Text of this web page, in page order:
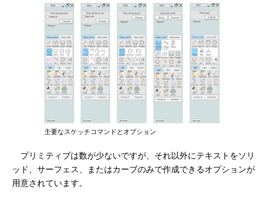
主要なスケッチコマンドとオプション
プリミティブは数が少ないですが、それ以外にテキストをソリ
ッド、サーフェス、またはカーブのみで作成できるオプションが
用意されています。